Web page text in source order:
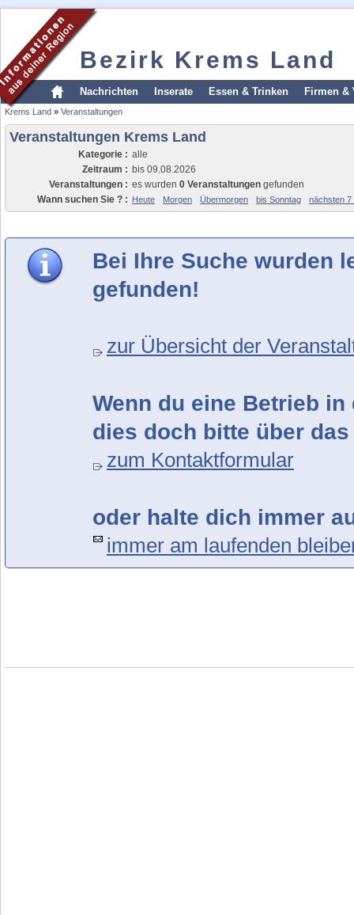
Bezirk Krems Land
Nachrichten Inserate Essen & Trinken Firmen &
Krems Land » Veranstaltungen
Veranstaltungen Krems Land
Kategorie : alle
Zeitraum : bis 09.08.2026
Veranstaltungen : es wurden 0 Veranstaltungen gefunden
Wann suchen Sie ? : Heute Morgen Übermorgen bis Sonntag nächsten 7
Bei Ihre Suche wurden
gefunden!
zur Übersicht der
Wenn du eine Betrieb
dies doch bitte über
zum Kontaktformular
oder halte dich immer
immer am laufenden